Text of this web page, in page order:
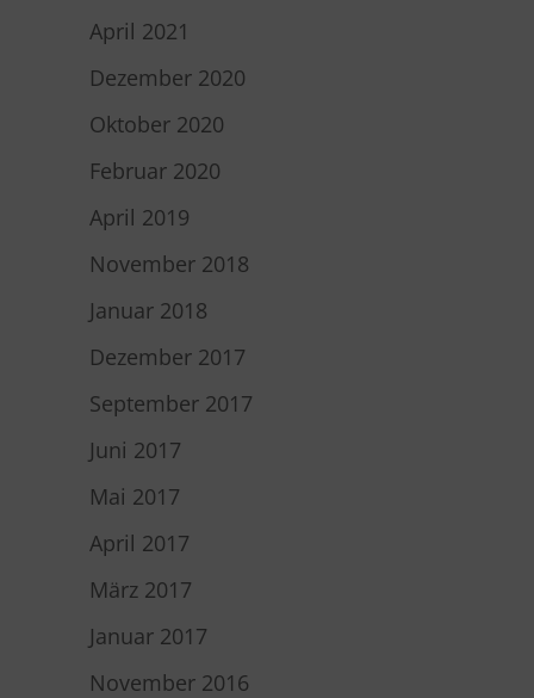
April 2021
Dezember 2020
Oktober 2020
Februar 2020
April 2019
November 2018
Januar 2018
Dezember 2017
September 2017
Juni 2017
Mai 2017
April 2017
März 2017
Januar 2017
November 2016